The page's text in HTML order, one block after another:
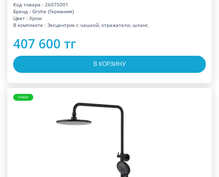
Код товара : 26075001
Бренд : Grohe (Германия)
Цвет : Хром
В комплекте : Эксцентрик с чашкой, отражатели, шланг,
407 600 тг
В КОРЗИНУ
Новое